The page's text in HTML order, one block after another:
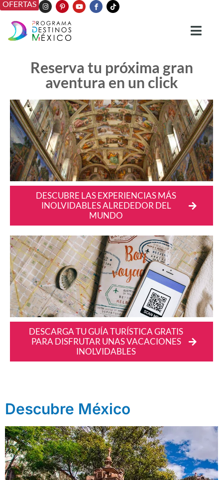
OFERTAS
Reserva tu próxima gran
aventura en un click
DESCUBRE LAS EXPERIENCIAS MÁS
INOLVIDABLES ALREDEDOR DEL
MUNDO
DESCARGA TU GUÍA TURÍSTICA GRATIS
PARA DISFRUTAR UNAS VACACIONES
INOLVIDABLES
Descubre México